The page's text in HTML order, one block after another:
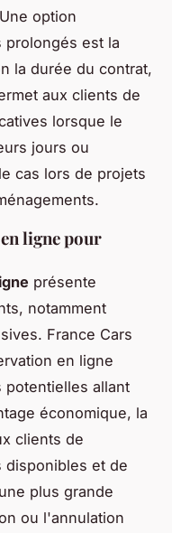
option
prolongés est la
la durée du contrat,
aux clients de
lorsque le
jours ou
cas lors de projets
ligne pour
présente
notamment
France Cars
en ligne
allant
économique, la
clients de
disponibles et de
plus grande
ou l'annulation